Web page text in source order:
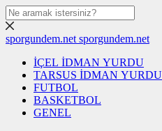
sporgundem.net sporgundem.net
İÇEL İDMAN YURDU
TARSUS İDMAN YURDU
FUTBOL
BASKETBOL
GENEL